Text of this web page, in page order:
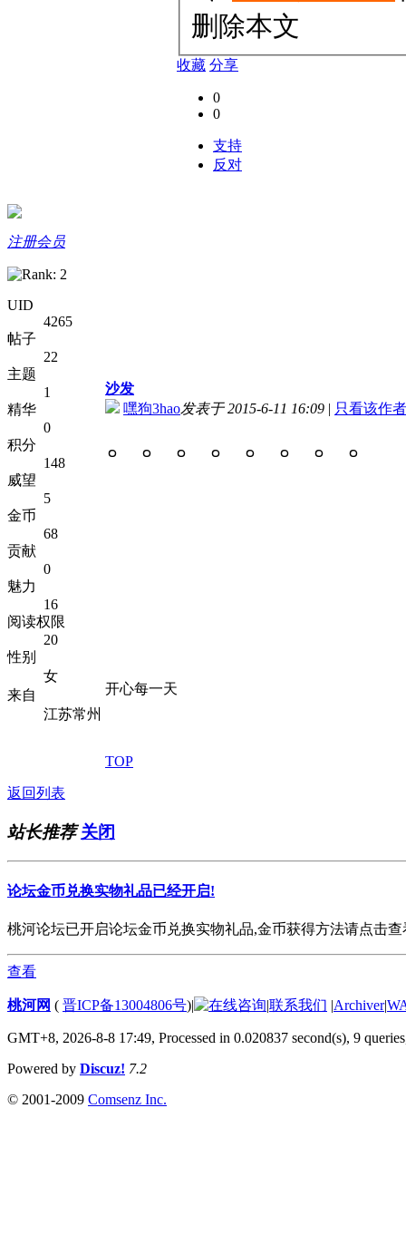
删除本文
收藏 分享
0
0
支持
反对
注册会员
UID
4265
帖子
22
主题
1
精华
0
积分
148
威望
5
金币
68
贡献
0
魅力
16
阅读权限
20
性别
女
来自
江苏常州
沙发
嘿狗3hao发表于 2015-6-11 16:09 | 只看该作者
。。。。。。。。
开心每一天
TOP
返回列表
站长推荐 关闭
论坛金币兑换实物礼品已经开启!
桃河论坛已开启论坛金币兑换实物礼品,金币获得方法请点击
查看
桃河网 ( 晋ICP备13004806号)| |联系我们 |Archiver|
GMT+8, 2026-8-8 17:49, Processed in 0.020837 second(s), 9
Powered by Discuz! 7.2
© 2001-2009 Comsenz Inc.